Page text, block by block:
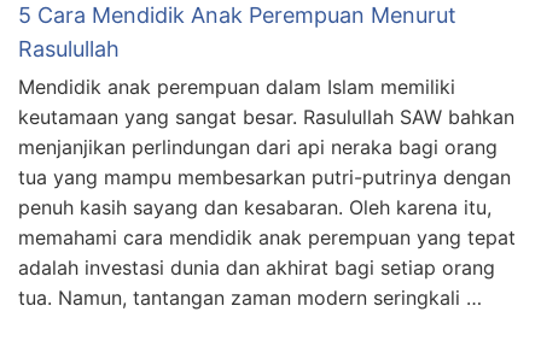
5 Cara Mendidik Anak Perempuan Menurut
Rasulullah
Mendidik anak perempuan dalam Islam memiliki
keutamaan yang sangat besar. Rasulullah SAW bahkan
menjanjikan perlindungan dari api neraka bagi orang
tua yang mampu membesarkan putri-putrinya dengan
penuh kasih sayang dan kesabaran. Oleh karena itu,
memahami cara mendidik anak perempuan yang tepat
adalah investasi dunia dan akhirat bagi setiap orang
tua. Namun, tantangan zaman modern seringkali …